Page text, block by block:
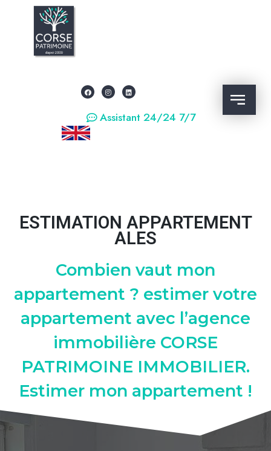
Assistant 24/24 7/7
ESTIMATION APPARTEMENT
ALES
Combien vaut mon
appartement ? estimer votre
appartement avec l’agence
immobilière CORSE
PATRIMOINE IMMOBILIER.
Estimer mon appartement !